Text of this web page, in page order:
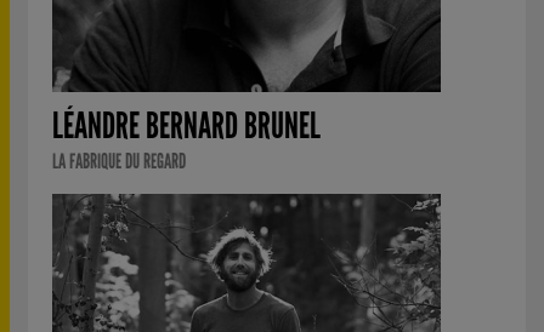
LÉANDRE BERNARD BRUNEL
LA FABRIQUE DU REGARD